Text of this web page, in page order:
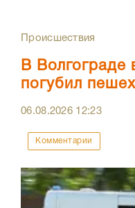
Происшествия
В Волгограде
погубил
06.08.2026 12:23
Комментарии